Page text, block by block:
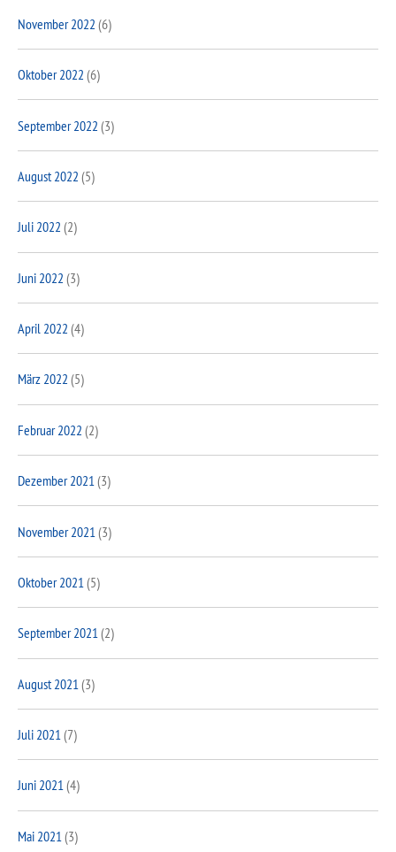
November 2022 (6)
Oktober 2022 (6)
September 2022 (3)
August 2022 (5)
Juli 2022 (2)
Juni 2022 (3)
April 2022 (4)
März 2022 (5)
Februar 2022 (2)
Dezember 2021(3)
November 2021 (3)
Oktober 2021 (5)
September 2021(2)
August 2021 (3)
Juli 2021(7)
Juni 2021(4)
Mai 2021 (3)